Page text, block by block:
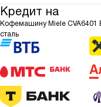
Кредит на
Кофемашину Miele CVA6401
сталь